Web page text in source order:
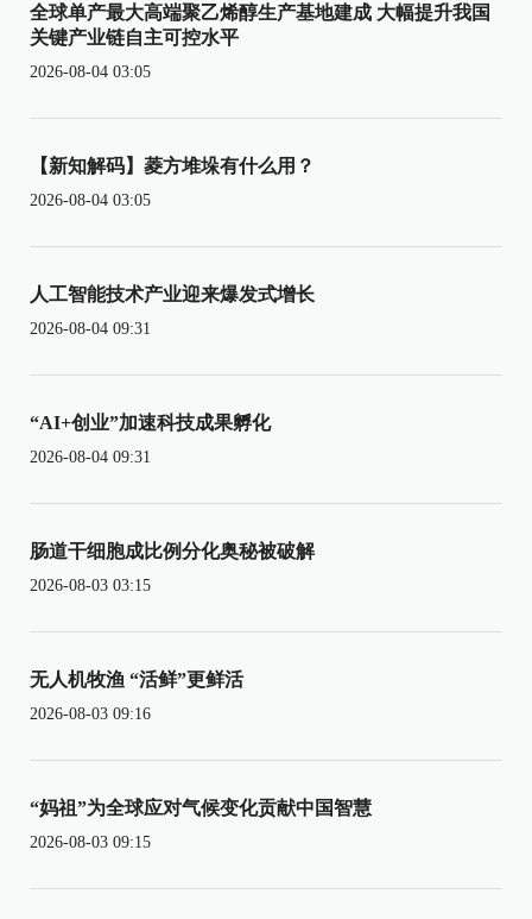
全球单产最大高端聚乙烯醇生产基地建成 大幅提升我国
关键产业链自主可控水平
2026-08-04 03:05
【新知解码】菱方堆垛有什么用？
2026-08-04 03:05
人工智能技术产业迎来爆发式增长
2026-08-04 09:31
“AI+创业”加速科技成果孵化
2026-08-04 09:31
肠道干细胞成比例分化奥秘被破解
2026-08-03 03:15
无人机牧渔 “活鲜”更鲜活
2026-08-03 09:16
“妈祖”为全球应对气候变化贡献中国智慧
2026-08-03 09:15